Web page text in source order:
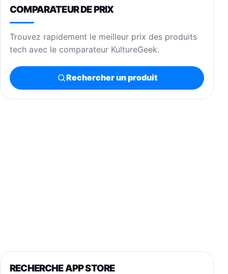
COMPARATEUR DE PRIX
Trouvez rapidement le meilleur prix des produits
tech avec le comparateur KultureGeek.
Rechercher un produit
RECHERCHE APP STORE